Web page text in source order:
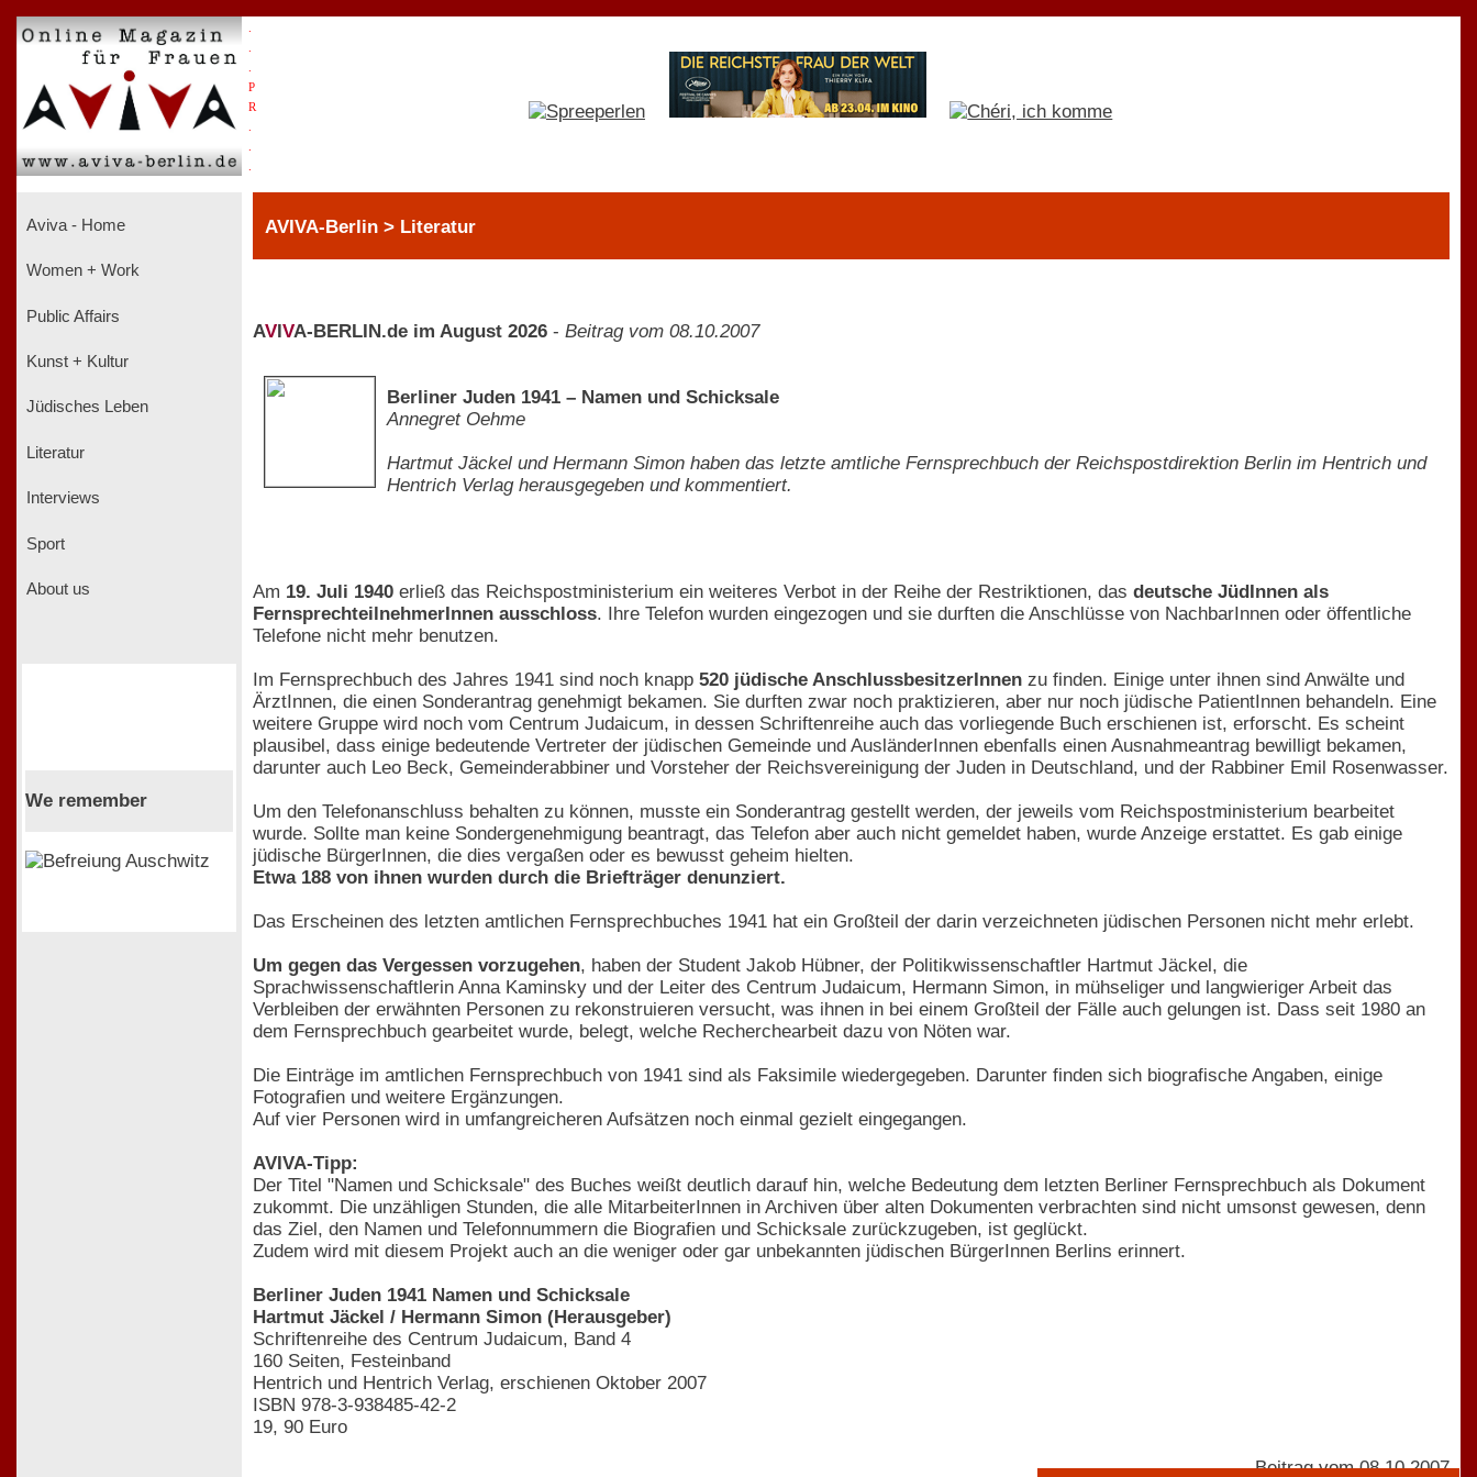
P
R
Aviva - Home
Women + Work
Public Affairs
Kunst + Kultur
Jüdisches Leben
Literatur
Interviews
Sport
About us
We remember
AVIVA-Berlin > Literatur
AV VA-BERLIN.de im August 2026 - Beitrag vom 08.10.2007
Berliner Juden 1941 – Namen und Schicksale
Annegret Oehme
Hartmut Jäckel und Hermann Simon haben das letzte amtliche Fernsprechbuch der Reichspostdirektion Berlin im Hentrich und
Hentrich Verlag herausgegeben und kommentiert.
Am 19. Juli 1940 erließ das Reichspostministerium ein weiteres Verbot in der Reihe der Restriktionen, das deutsche JüdInnen als
FernsprechteilnehmerInnen ausschloss. Ihre Telefon wurden eingezogen und sie durften die Anschlüsse von NachbarInnen oder öffentliche
Telefone nicht mehr benutzen.
Im Fernsprechbuch des Jahres 1941 sind noch knapp 520 jüdische AnschlussbesitzerInnen zu finden. Einige unter ihnen sind Anwälte und
ÄrztInnen, die einen Sonderantrag genehmigt bekamen. Sie durften zwar noch praktizieren, aber nur noch jüdische PatientInnen behandeln. Eine
weitere Gruppe wird noch vom Centrum Judaicum, in dessen Schriftenreihe auch das vorliegende Buch erschienen ist, erforscht. Es scheint
plausibel, dass einige bedeutende Vertreter der jüdischen Gemeinde und AusländerInnen ebenfalls einen Ausnahmeantrag bewilligt bekamen,
darunter auch Leo Beck, Gemeinderabbiner und Vorsteher der Reichsvereinigung der Juden in Deutschland, und der Rabbiner Emil Rosenwasser.
Um den Telefonanschluss behalten zu können, musste ein Sonderantrag gestellt werden, der jeweils vom Reichspostministerium bearbeitet
wurde. Sollte man keine Sondergenehmigung beantragt, das Telefon aber auch nicht gemeldet haben, wurde Anzeige erstattet. Es gab einige
jüdische BürgerInnen, die dies vergaßen oder es bewusst geheim hielten.
Etwa 188 von ihnen wurden durch die Briefträger denunziert.
Das Erscheinen des letzten amtlichen Fernsprechbuches 1941 hat ein Großteil der darin verzeichneten jüdischen Personen nicht mehr erlebt.
Um gegen das Vergessen vorzugehen, haben der Student Jakob Hübner, der Politikwissenschaftler Hartmut Jäckel, die
Sprachwissenschaftlerin Anna Kaminsky und der Leiter des Centrum Judaicum, Hermann Simon, in mühseliger und langwieriger Arbeit das
Verbleiben der erwähnten Personen zu rekonstruieren versucht, was ihnen in bei einem Großteil der Fälle auch gelungen ist. Dass seit 1980 an
dem Fernsprechbuch gearbeitet wurde, belegt, welche Recherchearbeit dazu von Nöten war.
Die Einträge im amtlichen Fernsprechbuch von 1941 sind als Faksimile wiedergegeben. Darunter finden sich biografische Angaben, einige
Fotografien und weitere Ergänzungen.
Auf vier Personen wird in umfangreicheren Aufsätzen noch einmal gezielt eingegangen.
AVIVA-Tipp:
Der Titel "Namen und Schicksale" des Buches weißt deutlich darauf hin, welche Bedeutung dem letzten Berliner Fernsprechbuch als Dokument
zukommt. Die unzähligen Stunden, die alle MitarbeiterInnen in Archiven über alten Dokumenten verbrachten sind nicht umsonst gewesen, denn
das Ziel, den Namen und Telefonnummern die Biografien und Schicksale zurückzugeben, ist geglückt.
Zudem wird mit diesem Projekt auch an die weniger oder gar unbekannten jüdischen BürgerInnen Berlins erinnert.
Berliner Juden 1941 Namen und Schicksale
Hartmut Jäckel / Hermann Simon (Herausgeber)
Schriftenreihe des Centrum Judaicum, Band 4
160 Seiten, Festeinband
Hentrich und Hentrich Verlag, erschienen Oktober 2007
ISBN 978-3-938485-42-2
19, 90 Euro
Beitrag vom 08.10.2007